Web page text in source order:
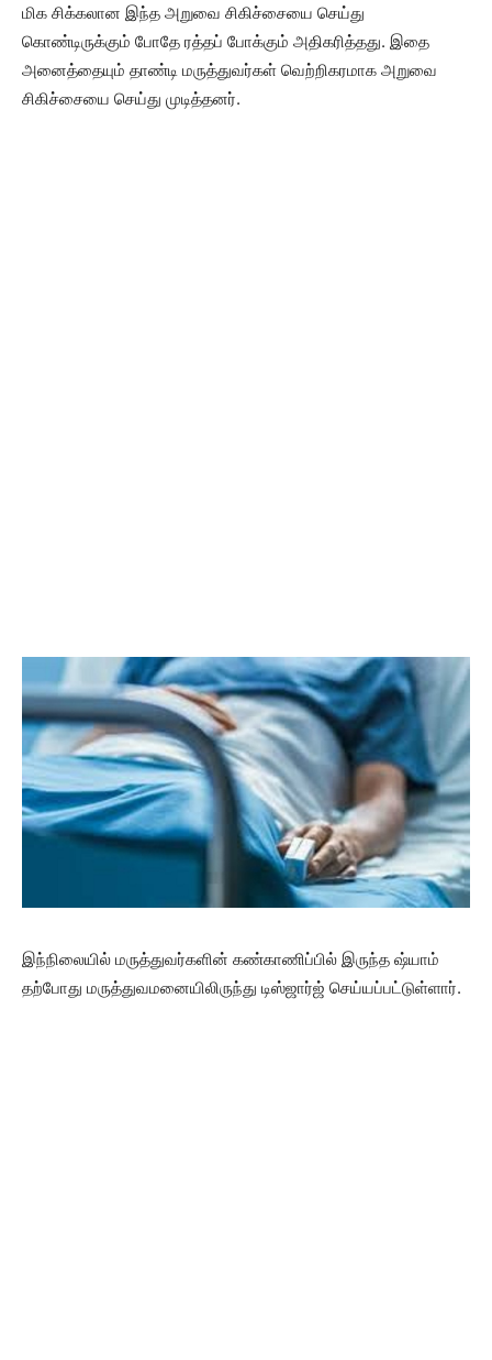
மிக சிக்கலான இந்த அறுவை சிகிச்சையை செய்து
கொண்டிருக்கும் போதே ரத்தப் போக்கும் அதிகரித்தது. இதை
அனைத்தையும் தாண்டி மருத்துவர்கள் வெற்றிகரமாக அறுவை
சிகிச்சையை செய்து முடித்தனர்.
இந்நிலையில் மருத்துவர்களின் கண்காணிப்பில் இருந்த ஷ்யாம்
தற்போது மருத்துவமனையிலிருந்து டிஸ்ஜார்ஜ் செய்யப்பட்டுள்ளார்.